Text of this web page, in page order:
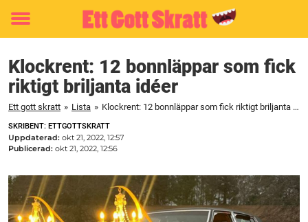
Toggle
Klockrent: 12 bonnläppar som fick
riktigt briljanta idéer
Ett gott skratt » Lista » Klockrent: 12 bonnläppar som fick riktigt briljanta idéer
SKRIBENT: ETTGOTTSKRATT
Uppdaterad: okt 21, 2022, 12:57
Publicerad: okt 21, 2022, 12:56